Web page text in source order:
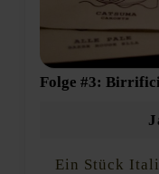
Folge #3:
Ein Stück